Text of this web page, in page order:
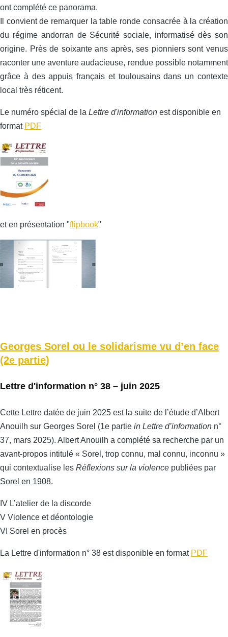
ont complété ce panorama.
Il convient de remarquer la table ronde consacrée à la création
du régime andorran de Sécurité sociale, informatisé dès son
origine. Près de soixante ans après, ses pionniers sont venus
raconter une aventure audacieuse, rendue possible notamment
grâce à des appuis français et toulousains dans un contexte
local très réticent.
Le numéro spécial de la Lettre d'information est disponible en
format PDF
et en présentation "flipbook"
Georges Sorel ou le solidarisme vu d’en face
(2e partie)
Lettre d'information n° 38 – juin 2025
Cette Lettre datée de juin 2025 est la suite de l’étude d’Albert
Anouilh sur Georges Sorel (1e partie in Lettre d’information n°
37, mars 2025). Albert Anouilh a complété sa recherche par un
avant-propos intitulé « Sorel, trop connu, mal connu, inconnu »
qui contextualise les Réflexions sur la violence publiées par
Sorel en 1908.
IV L’atelier de la discorde
V Violence et déontologie
VI Sorel en procès
La Lettre d'information n° 38 est disponible en format PDF